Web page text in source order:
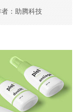
者：助腾科技